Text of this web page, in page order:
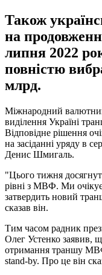
Також
на
липня 2022
повністю
млрд.
Міжнародний
виділення Україні
Відповідне рішення
на засіданні уряду в
Денис Шмигаль.
"Цього тижня
рівні з МВФ. Ми
затвердить новий
сказав він.
Тим часом радник
Олег Устенко заявив,
отримання траншу
stand-by. Про це він